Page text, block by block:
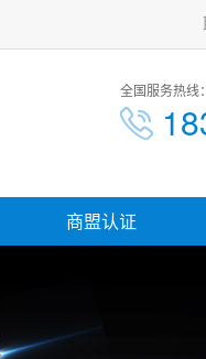
全国服务热线：
商盟认证